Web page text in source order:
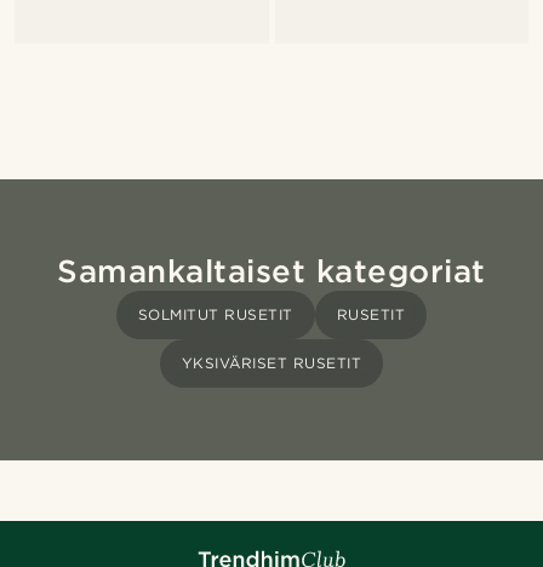
Samankaltaiset kategoriat
SOLMITUT RUSETIT RUSETIT
YKSIVÄRISET RUSETIT